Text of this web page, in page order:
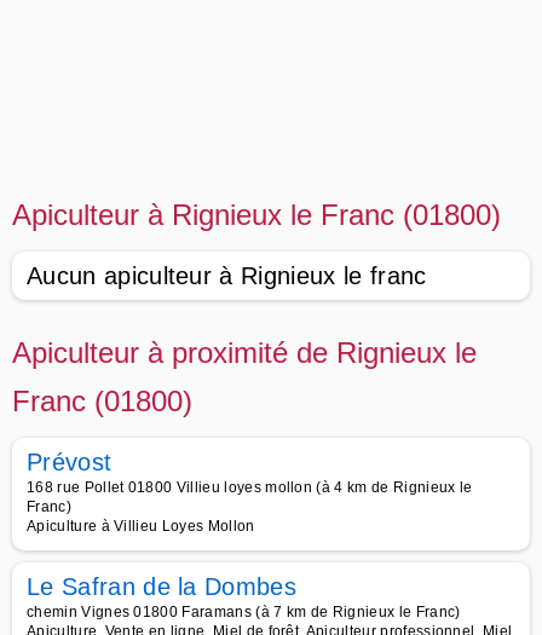
Apiculteur à Rignieux le Franc (01800)
Aucun apiculteur à Rignieux le franc
Apiculteur à proximité de Rignieux le
Franc (01800)
Prévost
168 rue Pollet 01800 Villieu loyes mollon (à 4 km de Rignieux le
Franc)
Apiculture à Villieu Loyes Mollon
Le Safran de la Dombes
chemin Vignes 01800 Faramans (à 7 km de Rignieux le Franc)
Apiculture, Vente en ligne, Miel de forêt, Apiculteur professionnel, Miel